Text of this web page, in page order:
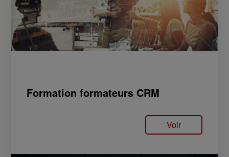
Formation formateurs CRM
Voir